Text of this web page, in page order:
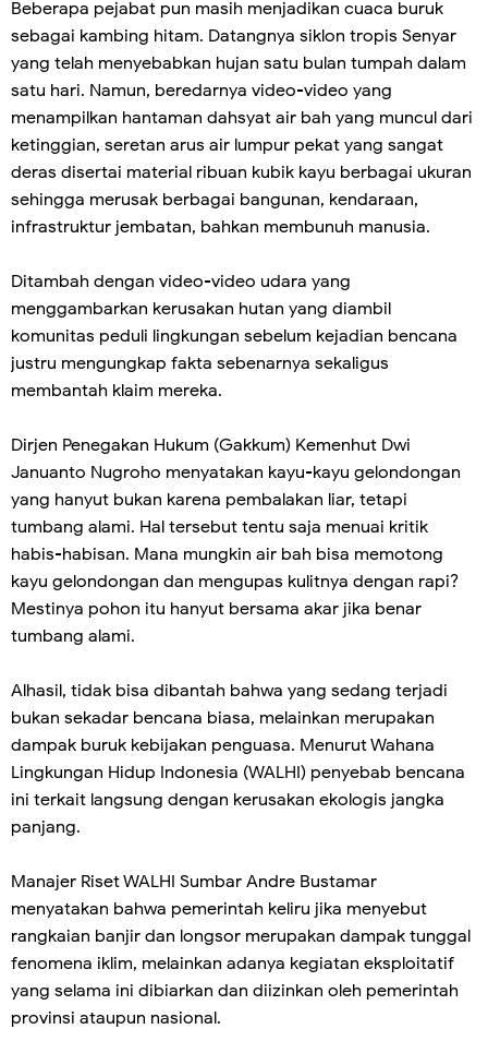
Beberapa pejabat pun masih menjadikan cuaca buruk
sebagai kambing hitam. Datangnya siklon tropis Senyar
yang telah menyebabkan hujan satu bulan tumpah dalam
satu hari. Namun, beredarnya video-video yang
menampilkan hantaman dahsyat air bah yang muncul dari
ketinggian, seretan arus air lumpur pekat yang sangat
deras disertai material ribuan kubik kayu berbagai ukuran
sehingga merusak berbagai bangunan, kendaraan,
infrastruktur jembatan, bahkan membunuh manusia.
Ditambah dengan video-video udara yang
menggambarkan kerusakan hutan yang diambil
komunitas peduli lingkungan sebelum kejadian bencana
justru mengungkap fakta sebenarnya sekaligus
membantah klaim mereka.
Dirjen Penegakan Hukum (Gakkum) Kemenhut Dwi
Januanto Nugroho menyatakan kayu-kayu gelondongan
yang hanyut bukan karena pembalakan liar, tetapi
tumbang alami. Hal tersebut tentu saja menuai kritik
habis-habisan. Mana mungkin air bah bisa memotong
kayu gelondongan dan mengupas kulitnya dengan rapi?
Mestinya pohon itu hanyut bersama akar jika benar
tumbang alami.
Alhasil, tidak bisa dibantah bahwa yang sedang terjadi
bukan sekadar bencana biasa, melainkan merupakan
dampak buruk kebijakan penguasa. Menurut Wahana
Lingkungan Hidup Indonesia (WALHI) penyebab bencana
ini terkait langsung dengan kerusakan ekologis jangka
panjang.
Manajer Riset WALHI Sumbar Andre Bustamar
menyatakan bahwa pemerintah keliru jika menyebut
rangkaian banjir dan longsor merupakan dampak tunggal
fenomena iklim, melainkan adanya kegiatan eksploitatif
yang selama ini dibiarkan dan diizinkan oleh pemerintah
provinsi ataupun nasional.